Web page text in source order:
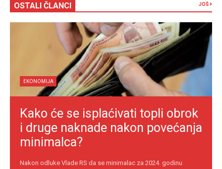
OSTALI ČLANCI JOŠ
EKONOMIJA
Kako će se isplaćivati topli obrok
i druge naknade nakon povećanja
minimalca?
Nakon odluke Vlade RS da se minimalac za 2024. godinu